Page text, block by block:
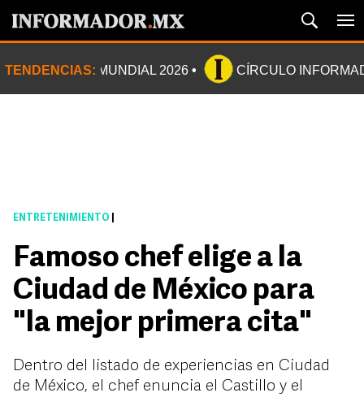
TENDENCIAS: MUNDIAL 2026 CÍRCULO
ENTRETENIMIENTO
Famoso chef elige a la
Ciudad de México para
"la mejor primera cita"
Dentro del listado de experiencias en Ciudad
de México, el chef enuncia el Castillo y el